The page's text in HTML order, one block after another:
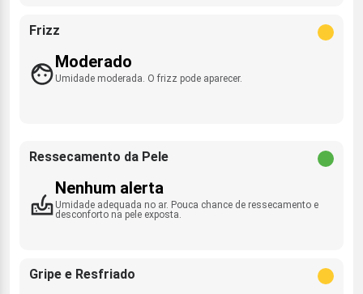
Frizz
Moderado
Umidade moderada. O frizz pode aparecer.
Ressecamento da Pele
Nenhum alerta
Umidade adequada no ar. Pouca chance de ressecamento e
desconforto na pele exposta.
Gripe e Resfriado